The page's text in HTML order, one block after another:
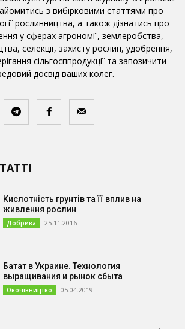
з вибірковими статтями про
рослинництва, а також дізнатись про
у сферах агрономії, землеробства,
селекції, захисту рослин, удобрення,
сільгосппродукції та запозичити
досвід ваших колег.
Кислотність грунтів та її вплив на
живлення рослин
Добрива 25.11.2016
Батат в Украине. Технология
выращивания и рынок сбыта
Овочівництво 05.04.2019